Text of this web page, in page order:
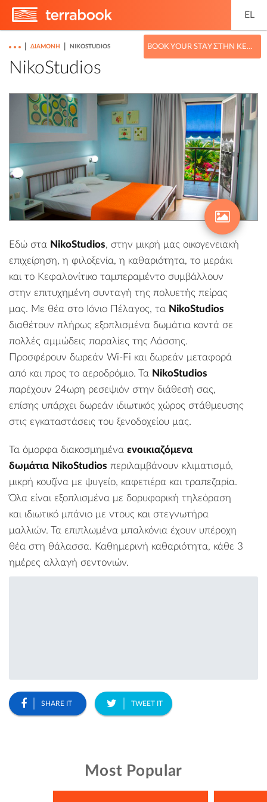
EL
BOOK YOUR STAY ΣΤΗΝ ΚΕΦΑΛΟΝΙΆ
ΔΙΑΜΟΝΉ NIKOSTUDIOS
NikoStudios
Εδώ στα NikoStudios, στην μικρή μας οικογενειακή
επιχείρηση, η φιλοξενία, η καθαριότητα, το μεράκι
και το Κεφαλονίτικο ταμπεραμέντο συμβάλλουν
στην επιτυχημένη συνταγή της πολυετής πείρας
μας. Με θέα στο Ιόνιο Πέλαγος, τα NikoStudios
διαθέτουν πλήρως εξοπλισμένα δωμάτια κοντά σε
πολλές αμμώδεις παραλίες της Λάσσης.
Προσφέρουν δωρεάν Wi-Fi και δωρεάν μεταφορά
από και προς το αεροδρόμιο. Τα NikoStudios
παρέχουν 24ωρη ρεσεψιόν στην διάθεσή σας,
επίσης υπάρχει δωρεάν ιδιωτικός χώρος στάθμευσης
στις εγκαταστάσεις του ξενοδοχείου μας.
Τα όμορφα διακοσμημένα ενοικιαζόμενα
δωμάτια NikoStudios περιλαμβάνουν κλιματισμό,
μικρή κουζίνα με ψυγείο, καφετιέρα και τραπεζαρία.
Όλα είναι εξοπλισμένα με δορυφορική τηλεόραση
και ιδιωτικό μπάνιο με ντους και στεγνωτήρα
μαλλιών. Τα επιπλωμένα μπαλκόνια έχουν υπέροχη
θέα στη θάλασσα. Καθημερινή καθαριότητα, κάθε 3
ημέρες αλλαγή σεντονιών.
SHARE IT TWEET IT
Most Popular